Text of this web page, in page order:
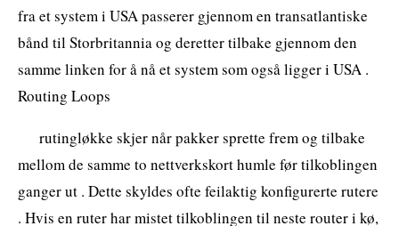
fra et system i USA passerer gjennom en transatlantiske
bånd til Storbritannia og deretter tilbake gjennom den
samme linken for å nå et system som også ligger i USA .
Routing Loops
rutingløkke skjer når pakker sprette frem og tilbake
mellom de samme to nettverkskort humle før tilkoblingen
ganger ut . Dette skyldes ofte feilaktig konfigurerte rutere
. Hvis en ruter har mistet tilkoblingen til neste router i kø,